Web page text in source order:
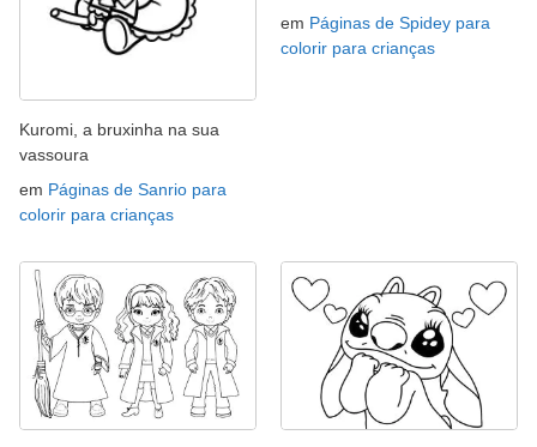
Kuromi, a bruxinha na sua
vassoura
em Páginas de Sanrio para
colorir para crianças
em Páginas de Spidey para
colorir para crianças